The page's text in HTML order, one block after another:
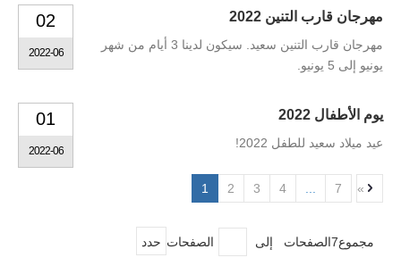
02
2022-06
مهرجان قارب التنين 2022
مهرجان قارب التنين سعيد. سيكون لدينا 3 أيام من شهر
يونيو إلى 5 يونيو.
01
2022-06
يوم الأطفال 2022
عيد ميلاد سعيد للطفل 2022!
1 2 3 4 ... 7 »
مجموع7الصفحات إلى الصفحات حدد